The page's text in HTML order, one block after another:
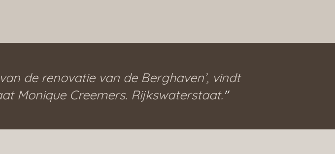
de renovatie van de Berghaven’, vindt
Monique Creemers. Rijkswaterstaat."